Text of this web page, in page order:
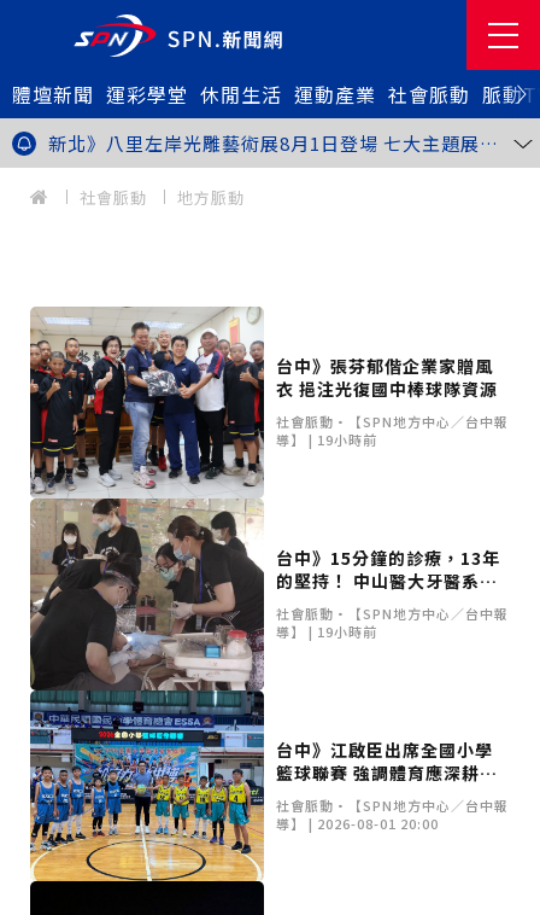
體壇新聞 運彩學堂 休閒生活 運動產業 社會脈動 脈動
金牌搖籃驚傳「球荒」！江啟臣偕運彩公會挺萬和國
中，捐贈 1800 顆羽球助小將 4 月全中運奪金
台中》15分鐘的診療，13年的堅持！ 中山醫大牙醫系
跨海義診13年
新北》八里左岸光雕藝術展8月1日登場 七大主題展區
打造夏夜光影盛宴
台中》中聯油脂案釀全民恐慌 議員張芬郁質詢轟食安稽
查失衡釀隱匿漏洞
台中》九位台灣當代藝術家齊聚 《九境》聯展佛光緣台
站改造完工啟用
縮短藥效等待期！中山附醫引進速效抗憂鬱鼻噴劑 24
小時內見效、助重症患者重返社會
台北》首創水資源循環教育園區 民生水資再生廠環教館
正式啟用
專題人物》我不是會長，是歐巴桑！」穆閩珠自掏腰包
30年守護帕運選手
台中》甜點烘焙成憂鬱症處方箋！25歲「準醫學生」靠
藝術治療走出多年陰霾
台中》強颱巴威逼近 中市勞工局籲落實防颱整備
台中》中捷聯名VTuber活動告捷 首5日運量增24%周
邊營收破250萬
台中》看好綠美圖 大巨蛋商機！星享道攜手萬豪 打造
中部首間雅樂軒酒店
THE世界大學影響力排名公佈 中山醫大SDG3獲全球第
23名、全台醫學大學第3名
桃園市籌備115年全民運動會 體育局：預計9月前完成
重要前置作業
2026年金星最佳觀賞期將至 週五日落後仰角達全年最
高
台中》中山醫大響應「30+大學計畫」 推出餐飲經營與
高齡照護學分專班
三星伴月聯手金星近鬼宿星團 端午連假西方低空上演天
台中》端午節前勞累驚覺單側無力 攤商「亞急性腦出
血」醫籲三徵兆速就醫
台中》跨越萬里深耕20年 中山附醫協助吐瓦魯建置首
套急診檢傷系統
世足》姆巴佩梅開二度破隊史紀錄 法國3比1擊敗塞內
加爾奪世界盃開門紅
搶攻端午連假人潮 臺北天文館推銀河特展與免費劇場搶
客
台中》萬豐國小奪少棒全國冠軍 赴美參賽盼各界正視
500萬經費缺口
蕭美琴視察帛琉Malakal島開發計畫 盼深化台帛水產與
醫療合作
婦人眼角冒水皰確診帶狀皰疹 臺中醫院跨科即時診治化
解失明與腦炎危機
參山處「梨山原民歌舞與工藝體驗」6月登場 結合永續
觀光推深度部落旅遊
台中》中央挹注逾8成！蔡其昌爭取4980萬 翻新清水五
權路道路與人行步道
智慧科技解救護士的腿！中山醫大與仁寶攜手「送藥機
器人」月省醫護120公里步程
台北》污水廠變身都市綠洲！內湖運動公園全新戲水區
社會脈動 地方脈動
台中》張芬郁偕企業家贈風
衣 挹注光復國中棒球隊資源
社會脈動•【SPN地方中心／台中報
導】 | 19小時前
台中》15分鐘的診療，13年
的堅持！ 中山醫大牙醫系跨
海義診13年
社會脈動•【SPN地方中心／台中報
導】 | 19小時前
台中》江啟臣出席全國小學
籃球聯賽 強調體育應深耕基
層教育
社會脈動•【SPN地方中心／台中報
導】 | 2026-08-01 20:00